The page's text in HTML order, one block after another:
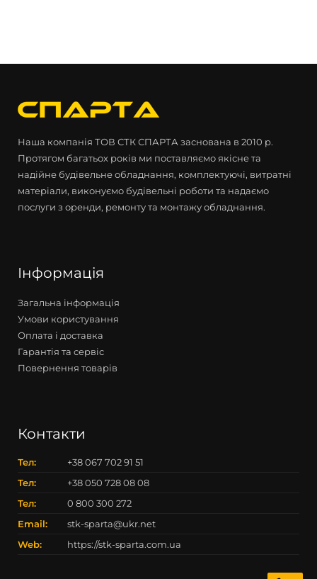
Наша компанія ТОВ СТК СПАРТА заснована в 2010 р.
Протягом багатьох років ми поставляємо якісне та
надійне будівельне обладнання, комплектуючі, витратні
матеріали, виконуємо будівельні роботи та надаємо
послуги з оренди, ремонту та монтажу обладнання.
Інформація
Загальна інформація
Умови користування
Оплата і доставка
Гарантія та сервіс
Повернення товарів
Контакти
Тел:
+38 067 702 91 51
Тел:
+38 050 728 08 08
Тел:
0 800 300 272
Email:
stk-sparta@ukr.net
Web:
https://stk-sparta.com.ua